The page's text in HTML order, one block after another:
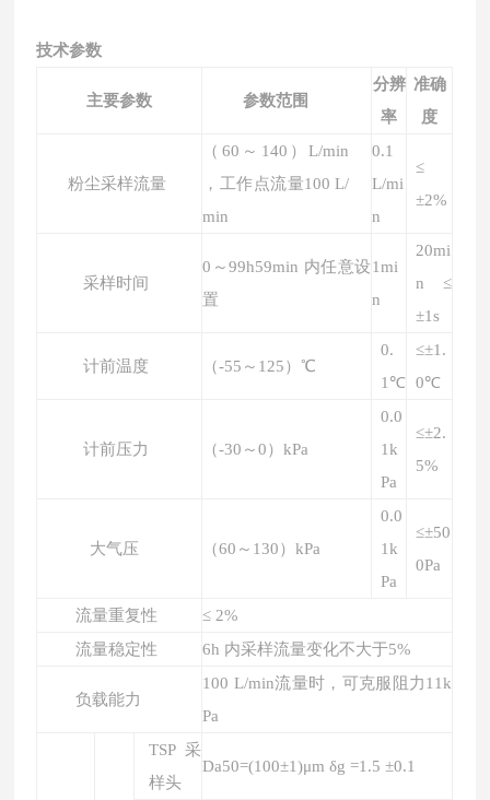
技术参数
主要参数 参数范围
分辨
率
准确
度
粉尘采样流量
（60～140）L/min
，工作点流量100 L/
min
0.1
L/mi
n
≤
±2%
采样时间
0 ～99h59min 内任意设
置
1mi
n
20mi
n ≤
±1s
计前温度 （-55～1 25）℃
0.
1℃
≤±1.
0℃
计前压力 （-30～0）kPa
0.0
1k
Pa
≤±2.
5%
大气压 （60～130）kPa
0.0
1k
Pa
≤±50
0Pa
流量重复性
≤ 2%
流量稳定性
6h 内采样流量变化不大于5%
负载能力
100 L/min流量时，可克服阻力11k
Pa
TSP采
样头
Da50=(100±1)μm δg =1.5 ±0.1